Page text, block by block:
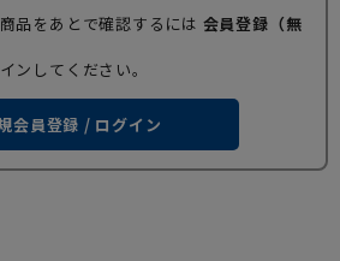
品をあとで確認するには 会員登録（無
ンしてください。
会員登録 / ログイン